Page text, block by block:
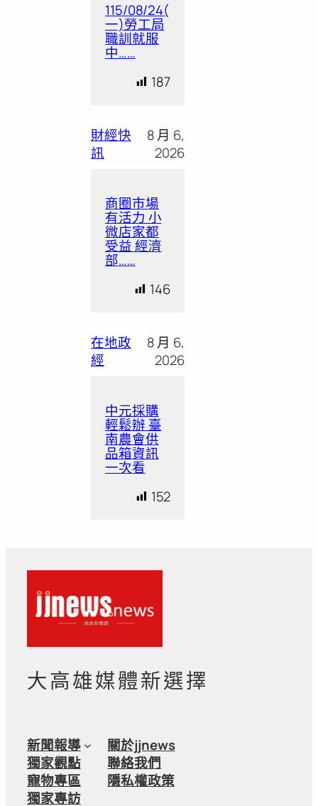
115/08/24(
一)勞工局
職訓就服
中……
187
財經快
訊
8 月 6,
2026
商圈市場
有活力 小
微店家都
受益 經濟
部……
146
在地政
經
8 月 6,
2026
中元採購
輕鬆辦 臺
南農會供
品箱資訊
一次看
152
大高雄媒體新選擇
新聞報導
獨家觀點
寵物專區
獨家專訪
關於jjnews
聯絡我們
隱私權政策